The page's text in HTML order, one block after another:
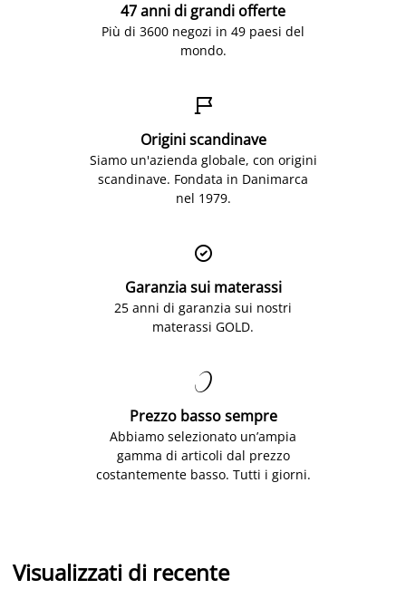
47 anni di grandi offerte
Più di 3600 negozi in 49 paesi del
mondo.

Origini scandinave
Siamo un'azienda globale, con origini
scandinave. Fondata in Danimarca
nel 1979.

Garanzia sui materassi
25 anni di garanzia sui nostri
materassi GOLD.

Prezzo basso sempre
Abbiamo selezionato un’ampia
gamma di articoli dal prezzo
costantemente basso. Tutti i giorni.
Visualizzati di recente